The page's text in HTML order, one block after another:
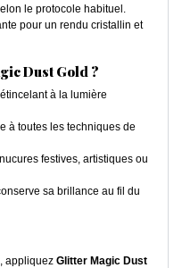
le protocole habituel.
pour un rendu cristallin et
Dust Gold ?
à la lumière
à toutes les techniques de
festives, artistiques ou
sa brillance au fil du
appliquez Glitter Magic Dust